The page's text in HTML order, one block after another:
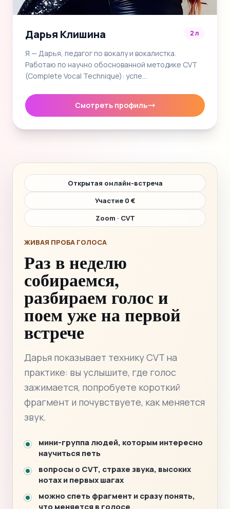
Дарья Клишина 2 л
Я — Дарья, педагог по вокалу и вокалистка.
Работаю по научно обоснованной методике CVT
(Complete Vocal Technique): успе…
Смотреть профиль
Открытая онлайн-встреча
Участие 0 €
Zoom · CVT
ЖИВАЯ ПРОБА ГОЛОСА
Раз в неделю
собираемся,
разбираем голос и
поем уже на первой
встрече
Дарья показывает технику CVT на
практике: вы услышите, где голос
зажимается, попробуете короткий
фрагмент и почувствуете, как меняется
звук.
мини-группа людей, которым интересно
научиться петь
вопросы о CVT, страхе звука, высоких
нотах и первых шагах
можно спеть фрагмент и сразу понять,
что меняется в голосе